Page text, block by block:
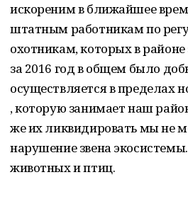
искореним в ближайшее
штатным работникам по
охотникам, которых в районе
за 2016 год в общем было
осуществляется в пределах
, которую занимает наш
же их ликвидировать мы не
нарушение звена
животных и птиц.